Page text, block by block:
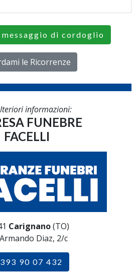
di cordoglio
le Ricorrenze
informazioni:
FUNEBRE
FACELLI
Carignano(TO)
Diaz, 2/c
393 90 07 432